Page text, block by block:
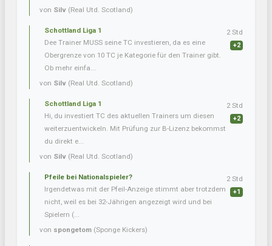
von Silv (Real Utd. Scotland)
Schottland Liga 1
Dee Trainer MUSS seine TC investieren, da es eine
Obergrenze von 10 TC je Kategorie für den Trainer gibt.
Ob mehr einfa...
von Silv (Real Utd. Scotland)
2 Std
+2
Schottland Liga 1
Hi, du investiert TC des aktuellen Trainers um diesen
weiterzuentwickeln. Mit Prüfung zur B-Lizenz bekommst
du direkt e...
von Silv (Real Utd. Scotland)
2 Std
+2
Pfeile bei Nationalspieler?
Irgendetwas mit der Pfeil-Anzeige stimmt aber trotzdem
nicht, weil es bei 32-Jährigen angezeigt wird und bei
Spielern (...
von spongetom (Sponge Kickers)
2 Std
+1